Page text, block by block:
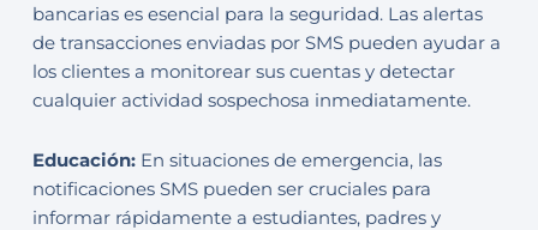
bancarias es esencial para la seguridad. Las alertas
de transacciones enviadas por SMS pueden ayudar a
los clientes a monitorear sus cuentas y detectar
cualquier actividad sospechosa inmediatamente.
Educación: En situaciones de emergencia, las
notificaciones SMS pueden ser cruciales para
informar rápidamente a estudiantes, padres y